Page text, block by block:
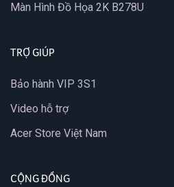
Màn Hình Đồ Họa 2K B278U
TRỢ GIÚP
Bảo hành VIP 3S1
Video hỗ trợ
Acer Store Việt Nam
CỘNG ĐỒNG